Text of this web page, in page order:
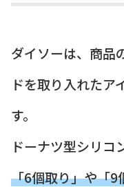
ダイソーは、商品
ドを取り入れたア
す。
ドーナツ型シリコ
「6個取り」や「9